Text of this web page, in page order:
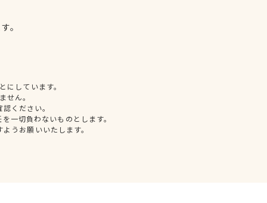
。
しています。
せん。
ください。
一切負わないものとします。
うお願いいたします。